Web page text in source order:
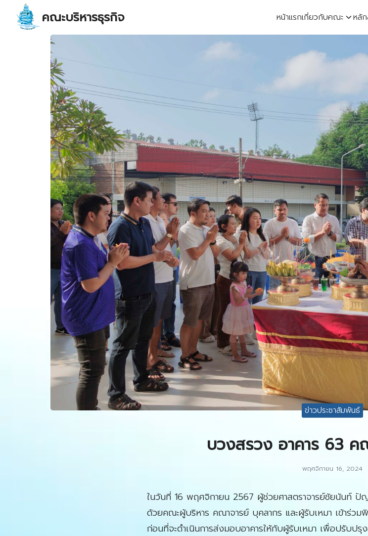
content
คณะบริหารธุรกิจ หน้าแรกเกี่ยวกับคณะ หลั
Search
ข่าวประชาสัมพันธ์
บวงสรวง อาคาร 63 ค
พฤศจิกายน 16, 2024
ในวันที่ 16 พฤศจิกายน 2567 ผู้ช่วยศาสตราจารย์ชัยนันท์
ด้วยคณะผู้บริหาร คณาจารย์ บุคลากร และผู้รับเหมา เข้าร่ว
ก่อนที่จะดำเนินการส่งมอบอาคารให้กับผู้รับเหมา เพื่อปรับปรุ